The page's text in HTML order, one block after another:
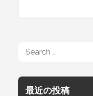
ナ
ビ
Search
最近の投稿